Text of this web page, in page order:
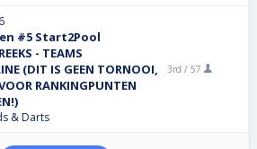
#5 Start2Pool
- TEAMS
(DIT IS GEEN TORNOOI,
RANKINGPUNTEN
& Darts
3rd / 57